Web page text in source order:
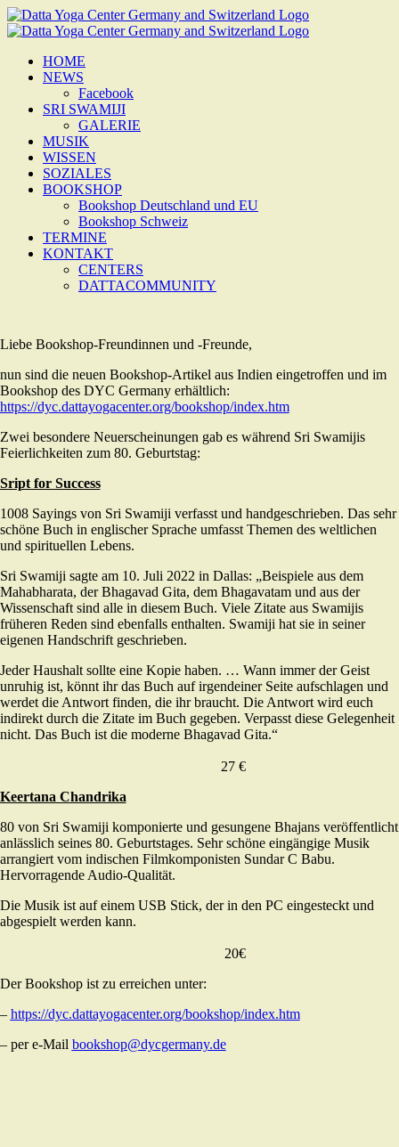
Zum
Inhalt
HOME
NEWS
Facebook
SRI SWAMIJI
GALERIE
MUSIK
WISSEN
SOZIALES
BOOKSHOP
Bookshop Deutschland und EU
Bookshop Schweiz
TERMINE
KONTAKT
CENTERS
DATTACOMMUNITY
Liebe Bookshop-Freundinnen und -Freunde,
nun sind die neuen Bookshop-Artikel aus Indien eingetroffen und im
Bookshop des DYC Germany erhältlich:
https://dyc.dattayogacenter.org/bookshop/index.htm
Zwei besondere Neuerscheinungen gab es während Sri Swamijis
Feierlichkeiten zum 80. Geburtstag:
Sript for Success
1008 Sayings von Sri Swamiji verfasst und handgeschrieben. Das sehr
schöne Buch in englischer Sprache umfasst Themen des weltlichen
und spirituellen Lebens.
Sri Swamiji sagte am 10. Juli 2022 in Dallas: „Beispiele aus dem
Mahabharata, der Bhagavad Gita, dem Bhagavatam und aus der
Wissenschaft sind alle in diesem Buch. Viele Zitate aus Swamijis
früheren Reden sind ebenfalls enthalten. Swamiji hat sie in seiner
eigenen Handschrift geschrieben.
Jeder Haushalt sollte eine Kopie haben. … Wann immer der Geist
unruhig ist, könnt ihr das Buch auf irgendeiner Seite aufschlagen und
werdet die Antwort finden, die ihr braucht. Die Antwort wird euch
indirekt durch die Zitate im Buch gegeben. Verpasst diese Gelegenheit
nicht. Das Buch ist die moderne Bhagavad Gita.“
27 €
Keertana Chandrika
80 von Sri Swamiji komponierte und gesungene Bhajans veröffentlicht
anlässlich seines 80. Geburtstages. Sehr schöne eingängige Musik
arrangiert vom indischen Filmkomponisten Sundar C Babu.
Hervorragende Audio-Qualität.
Die Musik ist auf einem USB Stick, der in den PC eingesteckt und
abgespielt werden kann.
20€
Der Bookshop ist zu erreichen unter:
– https://dyc.dattayogacenter.org/bookshop/index.htm
– per e-Mail bookshop@dycgermany.de